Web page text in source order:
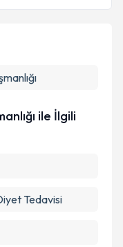
ile İlgili
Tedavisi